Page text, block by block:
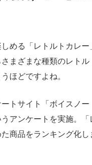
める「レトルトカレ
まざまな種類のレト
ほどですよね。
トサイト「ボイスノ
アンケートを実施。
商品をランキング化